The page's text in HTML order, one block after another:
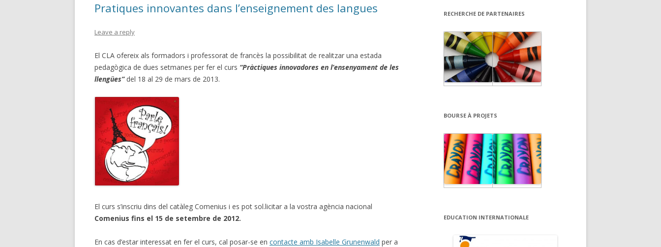
k ix
Pratiques innovantes dans l’enseignement des langues
Leave a reply
El CLA ofereix als formadors i professorat de francès la possibilitat de realitzar una estada
pedagògica de dues setmanes per fer el curs “Pràctiques innovadores en l’ensenyament de les
llengües”del 18 al 29 de mars de 2013.
El curs s’inscriu dins del catàleg Comenius i es pot sol.licitar a la vostra agència nacional
Comenius fins el 15 de setembre de 2012.
En cas d’estar interessat en fer el curs, cal posar-se en contacte amb Isabelle Grunenwald per a
RECHERCHE DE PARTENAIRES
BOURSE À PROJETS
EDUCATION INTERNATIONALE